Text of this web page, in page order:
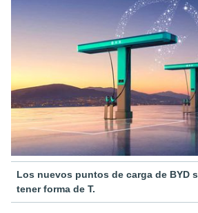
Los nuevos puntos de carga de BYD
tener forma de T.